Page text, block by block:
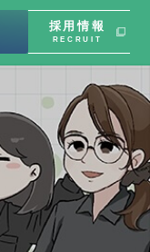
採用情報
RECRUIT